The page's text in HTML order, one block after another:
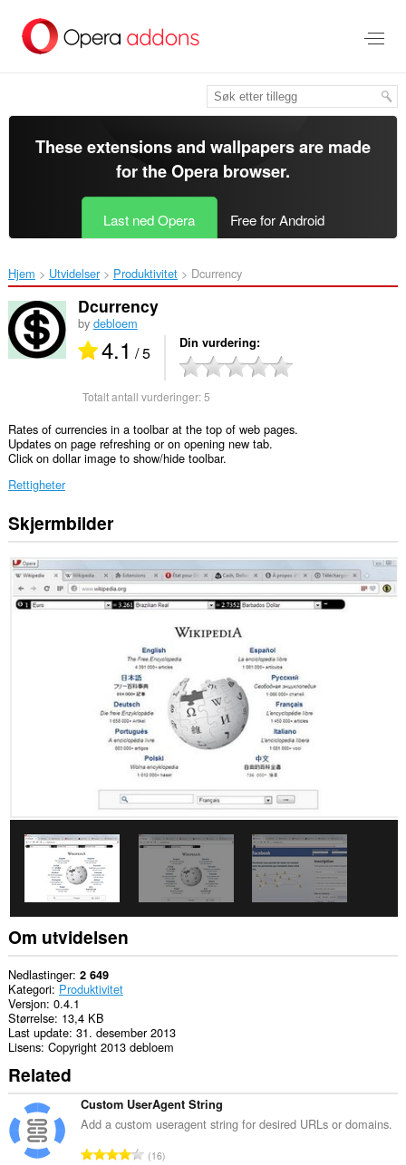
direkte
These extensions and wallpapers are made
for theOpera browser.
Last ned Opera Free for Android
Hjem Utvidelser Produktivitet Dcurrency‎
Dcurrency
by debloem
4.1 / 5 Din vurdering
Totalt antall vurderinger:5
Rates of currencies in a toolbar at the top of web pages.
Updates on page refreshing or on opening new tab.
Click on dollar image to show/hide toolbar.
Rettigheter
Denne
utvidelsen
tilgang
til
fanene
og
Skjermbilder
Om utvidelsen
Nedlastinger 2 649
Kategori Produktivitet
Versjon 0.4.1
Størrelse 13,4 KB
Last update 31. desember 2013
Lisens Copyright 2013 debloem
Related
Custom UserAgent String
Add a custom useragent string for desired URLs or domains.
T16